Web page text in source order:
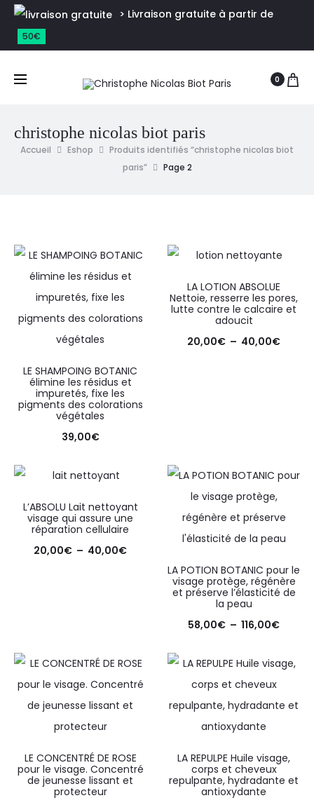
> Livraison gratuite à partir de
50€
0
christophe nicolas biot paris
Accueil Eshop
Produits identifiés “christophe nicolas biot
paris”
Page 2
LE SHAMPOING BOTANIC
élimine les résidus et
impuretés, fixe les
pigments des colorations
végétales
39,00€
LA LOTION ABSOLUE
Nettoie, resserre les pores,
lutte contre le calcaire et
adoucit
20,00€ – 40,00€
L’ABSOLU Lait nettoyant
visage qui assure une
réparation cellulaire
20,00€ – 40,00€
LA POTION BOTANIC pour le
visage protège, régénère
et préserve l’élasticité de
la peau
58,00€ – 116,00€
LE CONCENTRÉ DE ROSE
pour le visage. Concentré
de jeunesse lissant et
protecteur
LA REPULPE Huile visage,
corps et cheveux
repulpante, hydradante et
antioxydante